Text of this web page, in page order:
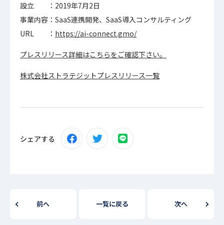
設立 ：2019年7月2日
事業内容：SaaS連携開発、SaaS導入コンサルティング
URL ： https://ai-connect.gmo/
プレスリリース詳細はこちらをご確認下さい。
株式会社ストラテジットプレスリリース一覧
シェアする
前へ 一覧に戻る 次へ